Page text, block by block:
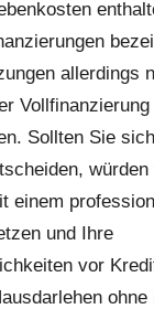
allerdings
Vollfinanzierung
Sollten Sie
einem
und Ihre
vor
ohne